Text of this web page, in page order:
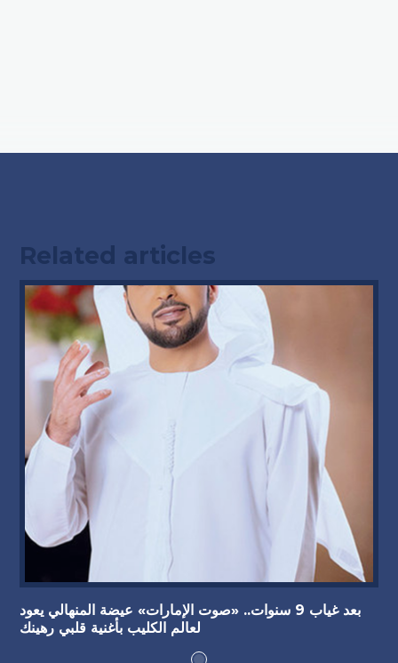
Related articles
بعد غياب 9 سنوات.. «صوت الإمارات» عيضة المنهالي يعود
لعالم الكليب بأغنية قلبي رهينك